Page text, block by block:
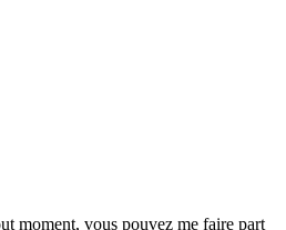
moment, vous pouvez me faire part